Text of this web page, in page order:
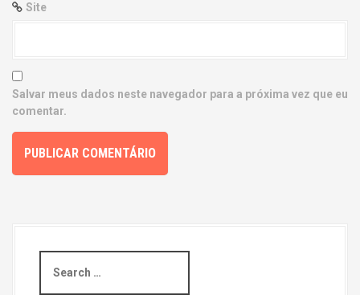
Site
Salvar meus dados neste navegador para a próxima vez que eu
comentar.
a